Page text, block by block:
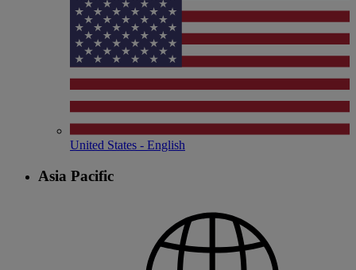
United States - English
Asia Pacific